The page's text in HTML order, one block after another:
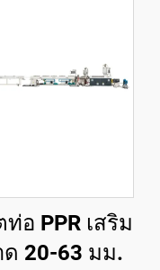
อ PPR เสริม
20-63 มม.